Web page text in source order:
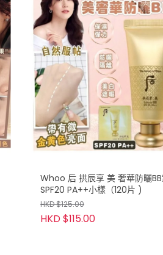
Whoo 后 拱辰享 美 奢華防曬BB霜
SPF20 PA++小樣（120片 )
HKD $125.00
HKD $115.00